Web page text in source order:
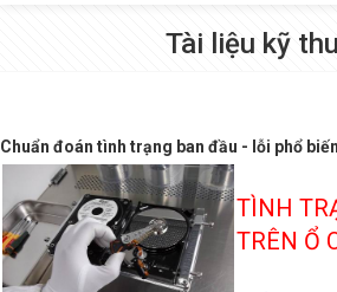
Tài liệu kỹ
Chuẩn đoán tình trạng ban đầu - lỗi phổ
TÌNH
TRÊN Ổ